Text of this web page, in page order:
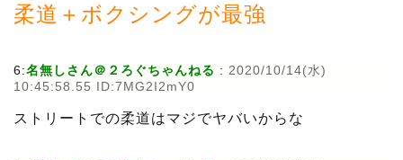
柔道＋ボクシングが最強
6:名無しさん＠２ろぐちゃんねる : 2020/10/14(水)
10:45:58.55 ID:7MG2I2mY0
ストリートでの柔道はマジでヤバいからな